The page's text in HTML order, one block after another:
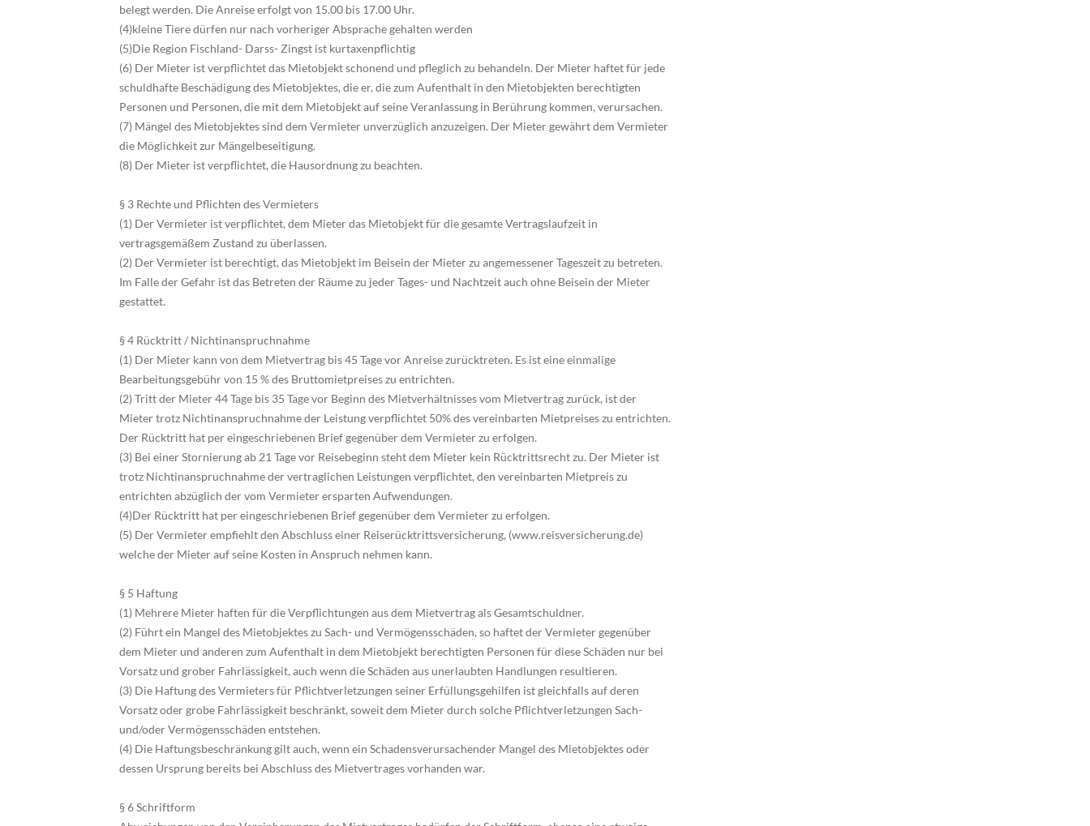
belegt werden. Die Anreise erfolgt von 15.00 bis 17.00 Uhr.
(4)kleine Tiere dürfen nur nach vorheriger Absprache gehalten werden
(5)Die Region Fischland- Darss- Zingst ist kurtaxenpflichtig
(6) Der Mieter ist verpflichtet das Mietobjekt schonend und pfleglich zu behandeln. Der Mieter haftet für jede
schuldhafte Beschädigung des Mietobjektes, die er, die zum Aufenthalt in den Mietobjekten berechtigten
Personen und Personen, die mit dem Mietobjekt auf seine Veranlassung in Berührung kommen, verursachen.
(7) Mängel des Mietobjektes sind dem Vermieter unverzüglich anzuzeigen. Der Mieter gewährt dem Vermieter
die Möglichkeit zur Mängelbeseitigung.
(8) Der Mieter ist verpflichtet, die Hausordnung zu beachten.
§ 3 Rechte und Pflichten des Vermieters
(1) Der Vermieter ist verpflichtet, dem Mieter das Mietobjekt für die gesamte Vertragslaufzeit in
vertragsgemäßem Zustand zu überlassen.
(2) Der Vermieter ist berechtigt, das Mietobjekt im Beisein der Mieter zu angemessener Tageszeit zu betreten.
Im Falle der Gefahr ist das Betreten der Räume zu jeder Tages- und Nachtzeit auch ohne Beisein der Mieter
gestattet.
§ 4 Rücktritt / Nichtinanspruchnahme
(1) Der Mieter kann von dem Mietvertrag bis 45 Tage vor Anreise zurücktreten. Es ist eine einmalige
Bearbeitungsgebühr von 15 % des Bruttomietpreises zu entrichten.
(2) Tritt der Mieter 44 Tage bis 35 Tage vor Beginn des Mietverhältnisses vom Mietvertrag zurück, ist der
Mieter trotz Nichtinanspruchnahme der Leistung verpflichtet 50% des vereinbarten Mietpreises zu entrichten.
Der Rücktritt hat per eingeschriebenen Brief gegenüber dem Vermieter zu erfolgen.
(3) Bei einer Stornierung ab 21 Tage vor Reisebeginn steht dem Mieter kein Rücktrittsrecht zu. Der Mieter ist
trotz Nichtinanspruchnahme der vertraglichen Leistungen verpflichtet, den vereinbarten Mietpreis zu
entrichten abzüglich der vom Vermieter ersparten Aufwendungen.
(4)Der Rücktritt hat per eingeschriebenen Brief gegenüber dem Vermieter zu erfolgen.
(5) Der Vermieter empfiehlt den Abschluss einer Reiserücktrittsversicherung, (www.reisversicherung.de)
welche der Mieter auf seine Kosten in Anspruch nehmen kann.
§ 5 Haftung
(1) Mehrere Mieter haften für die Verpflichtungen aus dem Mietvertrag als Gesamtschuldner.
(2) Führt ein Mangel des Mietobjektes zu Sach- und Vermögensschäden, so haftet der Vermieter gegenüber
dem Mieter und anderen zum Aufenthalt in dem Mietobjekt berechtigten Personen für diese Schäden nur bei
Vorsatz und grober Fahrlässigkeit, auch wenn die Schäden aus unerlaubten Handlungen resultieren.
(3) Die Haftung des Vermieters für Pflichtverletzungen seiner Erfüllungsgehilfen ist gleichfalls auf deren
Vorsatz oder grobe Fahrlässigkeit beschränkt, soweit dem Mieter durch solche Pflichtverletzungen Sach-
und/oder Vermögensschäden entstehen.
(4) Die Haftungsbeschränkung gilt auch, wenn ein Schadensverursachender Mangel des Mietobjektes oder
dessen Ursprung bereits bei Abschluss des Mietvertrages vorhanden war.
§ 6 Schriftform